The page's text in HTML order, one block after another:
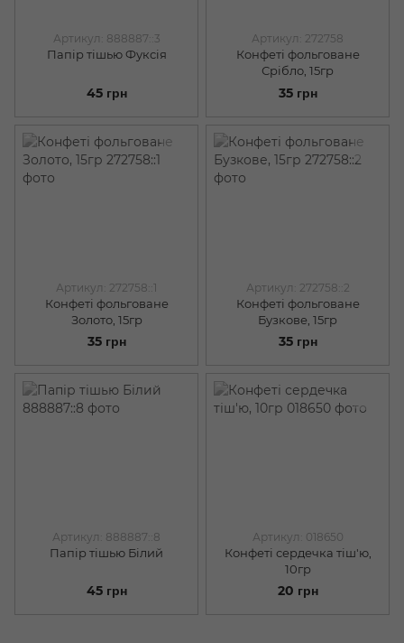
Артикул: 888887::3
Папір тішью Фуксія
45 грн
Артикул: 272758
Конфеті фольговане
Срібло, 15гр
35 грн
Артикул: 272758::1
Конфеті фольговане
Золото, 15гр
35 грн
Артикул: 272758::2
Конфеті фольговане
Бузкове, 15гр
35 грн
Артикул: 888887::8
Папір тішью Білий
45 грн
Артикул: 018650
Конфеті сердечка тіш'ю,
10гр
20 грн